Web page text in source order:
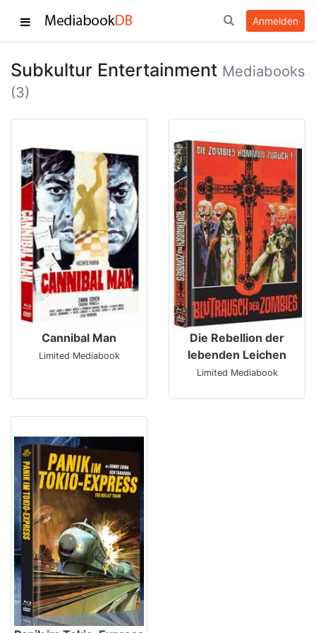
Anmelden
Subkultur Entertainment Mediabooks
(3)
Cannibal Man
Limited Mediabook
Die Rebellion der
lebenden Leichen
Limited Mediabook